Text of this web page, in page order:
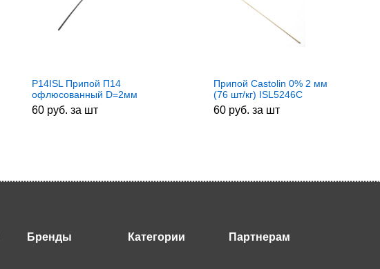
P14ISL Припой П14
офлюсованный D=2мм
60 руб. за шт
Припой Castolin 0% 2 мм
(76 шт/кг) ISL5246C
60 руб. за шт
Бренды Категории Партнерам